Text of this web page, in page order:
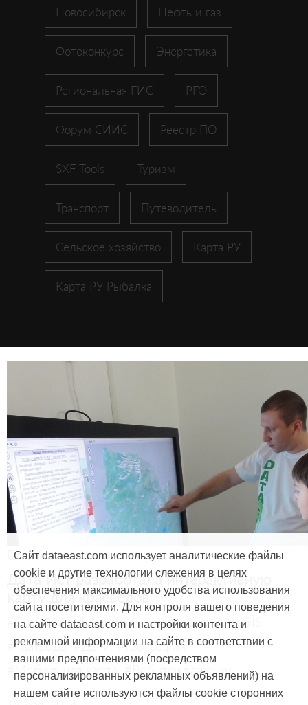
Новосибирск Нефть и газ
Фотоконкурс Энергетика
Региональная ГИС РГО
Форум СИИС Реестр ПО
SXF Tools Туризм
Транспорт Путеводитель
Сельское хозяйство Карта РУ
Карта РУ Рыбалка
Продукты и услуги
Дата Ист разработала интерактивную
карту для краеведов
#CarryMap #Интерактивная карта #ArcGIS
#Природа #Дети #География
#Мобильная карта #Веб-приложение
Сайт dataeast.com использует аналитические файлы
cookie и другие технологии слежения в целях
обеспечения максимального удобства использования
сайта посетителями. Для контроля вашего поведения
на сайте dataeast.com и настройки контента и
рекламной информации на сайте в соответствии с
вашими предпочтениями (посредством
персонализированных рекламных объявлений) на
нашем сайте используются файлы cookie сторонних